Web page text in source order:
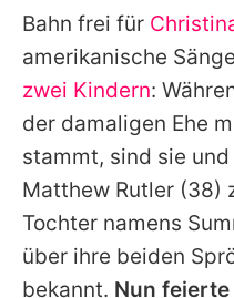
Utiq
Bahn frei für
amerikanische
zwei Kindern:
der damaligen Ehe
stammt, sind sie
Matthew Rutler (38)
Tochter namens
über ihre beiden
bekannt. Nun feierte